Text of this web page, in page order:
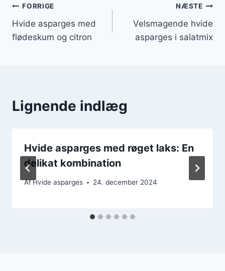
Indlægsnavigation
FORRIGE
Hvide asparges med
flødeskum og citron
NÆSTE
Velsmagende hvide
asparges i salatmix
Lignende indlæg
Hvide asparges med røget laks: En
delikat kombination
AfHvide asparges 24. december 2024